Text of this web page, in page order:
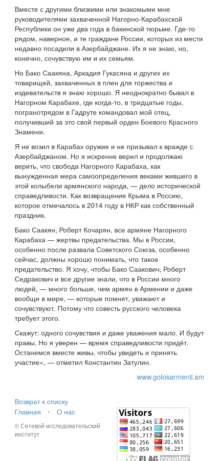
Вместе с другими близкими или знакомыми мне
руководителями захваченной Нагорно-Карабахской
Республики он уже два года в бакинской тюрьме. Где-то
рядом, наверное, и те граждане России, которых из мести
недавно посадили в Азербайджане. Их я не знаю, но,
конечно, сочувствую им и их семьям.
Но Бако Саакяна, Аркадия Гукасяна и других их
товарищей, захваченных в плен для торжества и
издевательств я знаю хорошо. Я неоднократно бывал в
Нагорном Карабахе, где когда-то, в тридцатые годы,
погранотрядом в Гадруте командовал мой отец,
получивший за это свой первый орден Боевого Красного
Знамени.
Я не возил в Карабах оружие и не призывал к вражде с
Азербайджаном. Но я искренне верил и продолжаю
верить, что свобода Нагорного Карабаха, как
вынужденная мера самоопределения веками жившего в
этой колыбели армянского народа, — дело исторической
справедливости. Как возвращение Крыма в Россию,
которое отмечалось в 2014 году в НКР как собственный
праздник.
Бако Саакян, Роберт Кочарян, все армяне Нагорного
Карабаха — жертвы предательства. Мы в России,
особенно после развала Советского Союза, особенно
сейчас, должны хорошо понимать, что такое
предательство. Я хочу, чтобы Бако Саакович, Роберт
Седракович и все другие знали, что в России много
людей, — много больше, чем армян в Армении и даже
вообще в мире, — которые помнят, уважают и
сочувствуют. Потому что совесть русского человека
требует этого.
Скажут: одного сочувствия и даже уважения мало. И будут
правы. Но я уверен — время справедливости придёт.
Останемся вместе живы, чтобы увидеть и принять
участие», — отметил Константин Затулин.
www.golosarmenii.am
Возврат к списку
Главная
⋅ О нас
© Сетевой исследовательский
институт